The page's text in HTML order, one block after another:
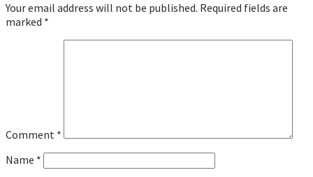
Your email address will not be published. Required fields are
marked *
Comment *
Name *